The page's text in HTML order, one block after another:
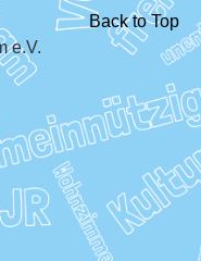
Back to Top
e.V.